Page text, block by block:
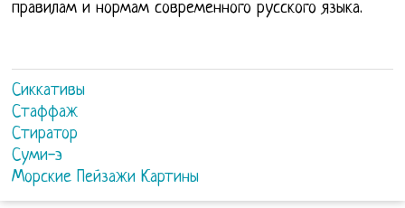
правилам и нормам современного русского языка.
Сиккативы
Стаффаж
Стиратор
Суми-э
Морские Пейзажи Картины